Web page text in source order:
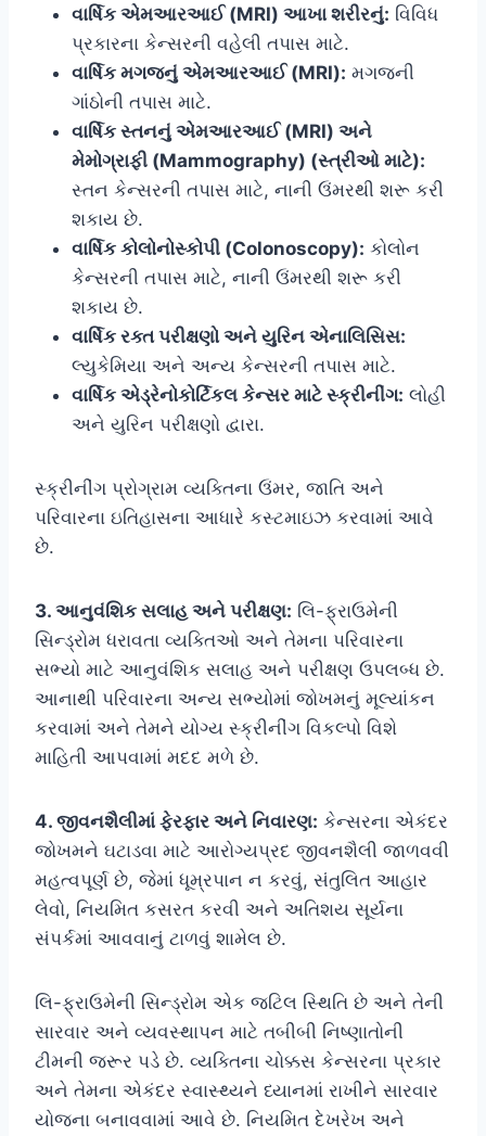
વાર્ષિક એમઆરઆઈ (MRI) આખા શરીરનું: વિવિધ
પ્રકારના કેન્સરની વહેલી તપાસ માટે.
વાર્ષિક મગજનું એમઆરઆઈ (MRI): મગજની
ગાંઠોની તપાસ માટે.
વાર્ષિક સ્તનનું એમઆરઆઈ (MRI) અને
મેમોગ્રાફી (Mammography) (સ્ત્રીઓ માટે):
સ્તન કેન્સરની તપાસ માટે, નાની ઉંમરથી શરૂ કરી
શકાય છે.
વાર્ષિક કોલોનોસ્કોપી (Colonoscopy): કોલોન
કેન્સરની તપાસ માટે, નાની ઉંમરથી શરૂ કરી
શકાય છે.
વાર્ષિક રક્ત પરીક્ષણો અને યુરિન એનાલિસિસ:
લ્યુકેમિયા અને અન્ય કેન્સરની તપાસ માટે.
વાર્ષિક એડ્રેનોકોર્ટિકલ કેન્સર માટે સ્ક્રીનીંગ: લોહી
અને યુરિન પરીક્ષણો દ્વારા.
સ્ક્રીનીંગ પ્રોગ્રામ વ્યક્તિના ઉંમર, જાતિ અને
પરિવારના ઇતિહાસના આધારે કસ્ટમાઇઝ કરવામાં આવે
છે.
3. આનુવંશિક સલાહ અને પરીક્ષણ: લિ-ફ્રાઉમેની
સિન્ડ્રોમ ધરાવતા વ્યક્તિઓ અને તેમના પરિવારના
સભ્યો માટે આનુવંશિક સલાહ અને પરીક્ષણ ઉપલબ્ધ છે.
આનાથી પરિવારના અન્ય સભ્યોમાં જોખમનું મૂલ્યાંકન
કરવામાં અને તેમને યોગ્ય સ્ક્રીનીંગ વિકલ્પો વિશે
માહિતી આપવામાં મદદ મળે છે.
4. જીવનશૈલીમાં ફેરફાર અને નિવારણ: કેન્સરના એકંદર
જોખમને ઘટાડવા માટે આરોગ્યપ્રદ જીવનશૈલી જાળવવી
મહત્વપૂર્ણ છે, જેમાં ધૂમ્રપાન ન કરવું, સંતુલિત આહાર
લેવો, નિયમિત કસરત કરવી અને અતિશય સૂર્યના
સંપર્કમાં આવવાનું ટાળવું શામેલ છે.
લિ-ફ્રાઉમેની સિન્ડ્રોમ એક જટિલ સ્થિતિ છે અને તેની
સારવાર અને વ્યવસ્થાપન માટે તબીબી નિષ્ણાતોની
ટીમની જરૂર પડે છે. વ્યક્તિના ચોક્કસ કેન્સરના પ્રકાર
અને તેમના એકંદર સ્વાસ્થ્યને ધ્યાનમાં રાખીને સારવાર
યોજના બનાવવામાં આવે છે. નિયમિત દેખરેખ અને